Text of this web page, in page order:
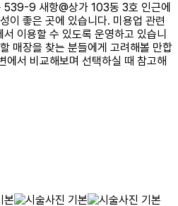
539-9 새항@상가 103동 3호 인근에
이 좋은 곳에 있습니다. 미용업 관련
이용할 수 있도록 운영하고 있습니
매장을 찾는 분들에게 고려해볼 만합
에서 비교해보며 선택하실 때 참고해